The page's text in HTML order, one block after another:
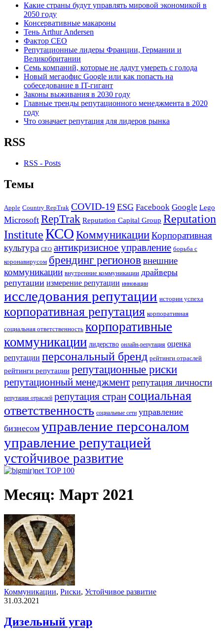
Какие страны будут управлять мировой экономикой в
2050 году
Консервативные макароны
Тень Arthur Andersen
Фактор СЕО
Репутационные лидеры Франции, Германии и
Великобритании
Семь компаний, которые не дадут умереть с голода
Новый мегаофис Google или как попасть на
собеседование в IT-гигант
Законы выживания в 2030 году
Главные тренды репутационного менеджмента в 2020
году
Что означает репутация для лидеров рынка
RSS
RSS - Posts
Темы
Apple Country RepTrak COVID-19 ESG Facebook Google Lego
Microsoft RepTrak Reputation Capital Group Reputation
InstituteКСО КоммуникацииКорпоративная
культура СЕО антикризисное управление борьба с
коронавирусом брендинг регионов внешние
коммуникации внутренние коммуникации драйверы
репутации измерение репутации инновации
исследования репутации истории успеха
корпоративная репутация корпоративная
социальная ответственность корпоративные
коммуникации лидерство онлайн-репутация оценка
репутации персональный бренд рейтинги отраслей
рейтинги репутации репутационные риски
репутационный менеджментрепутация личности
репутация отраслей репутация стран социальная
ответственность социальные сети управление
бизнесом управление персоналом
управление репутацией
устойчивое развитие
Месяц: Март 2021
Коммуникации, Риски, Устойчивое развитие
31.03.2021
Дизельный угар